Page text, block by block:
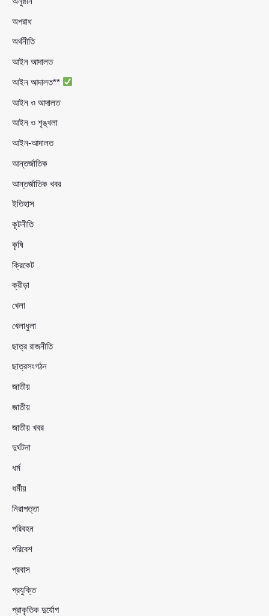
অপরাধ
অর্থনীতি
আইন আদালত
আইন আদালত**
আইন ও আদালত
আইন ও শৃঙ্খলা
আইন-আদালত
আন্তর্জাতিক
আন্তর্জাতিক খবর
ইতিহাস
কূটনীতি
কৃষি
ক্রিকেট
ক্রীড়া
খেলা
খেলাধুলা
ছাত্র রাজনীতি
ছাত্রসংগঠন
জাতীয়
জাতীয়
জাতীয় খবর
দুর্ঘটনা
ধর্ম
ধর্মীয়
নিরাপত্তা
পরিবহন
পরিবেশ
প্রবাস
প্রযুক্তি
প্রাকৃতিক দুর্যোগ